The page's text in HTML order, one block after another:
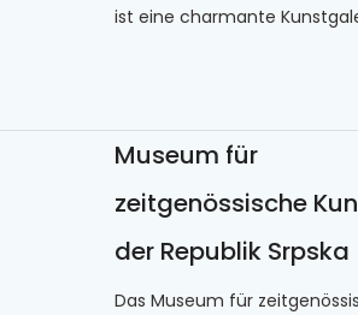
ist eine charmante
Museum für
zeitgenössische
der Republik Srpska
Das Museum für